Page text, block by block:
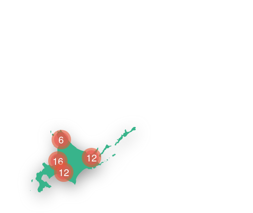
6
12
16
12